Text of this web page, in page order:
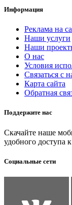
Информация
Реклама на
Наши услуги
Наши
О нас
Условия
Связаться с
Карта сайта
Обратная
Поддержите нас
Скачайте наше
удобного доступа
Социальные сети